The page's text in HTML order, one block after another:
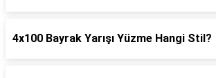
4x100 Bayrak Yarışı Yüzme Hangi Stil?